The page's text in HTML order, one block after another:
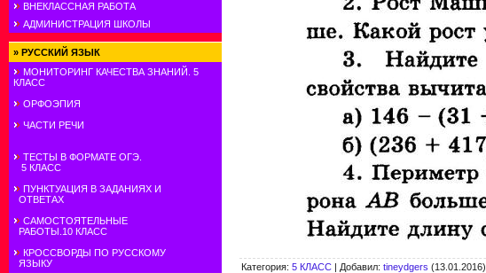
ВНЕКЛАССНАЯ РАБОТА
АДМИНИСТРАЦИЯ ШКОЛЫ
» РУССКИЙ ЯЗЫК
МОНИТОРИНГ КАЧЕСТВА ЗНАНИЙ. 5
КЛАСС
ОРФОЭПИЯ
ЧАСТИ РЕЧИ
ТЕСТЫ В ФОРМАТЕ ОГЭ.
5 КЛАСС
ПУНКТУАЦИЯ В ЗАДАНИЯХ И
ОТВЕТАХ
САМОСТОЯТЕЛЬНЫЕ
РАБОТЫ.10 КЛАСС
КРОССВОРДЫ ПО РУССКОМУ
ЯЗЫКУ
Категория: 5 КЛАСС | Добавил: tineydgers (13.01.2016)